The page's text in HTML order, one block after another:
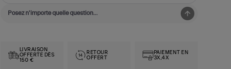
LIVRAISON
OFFERTE DÈS
150 €
RETOUR
OFFERT
PAIEMENT EN
3X,4X